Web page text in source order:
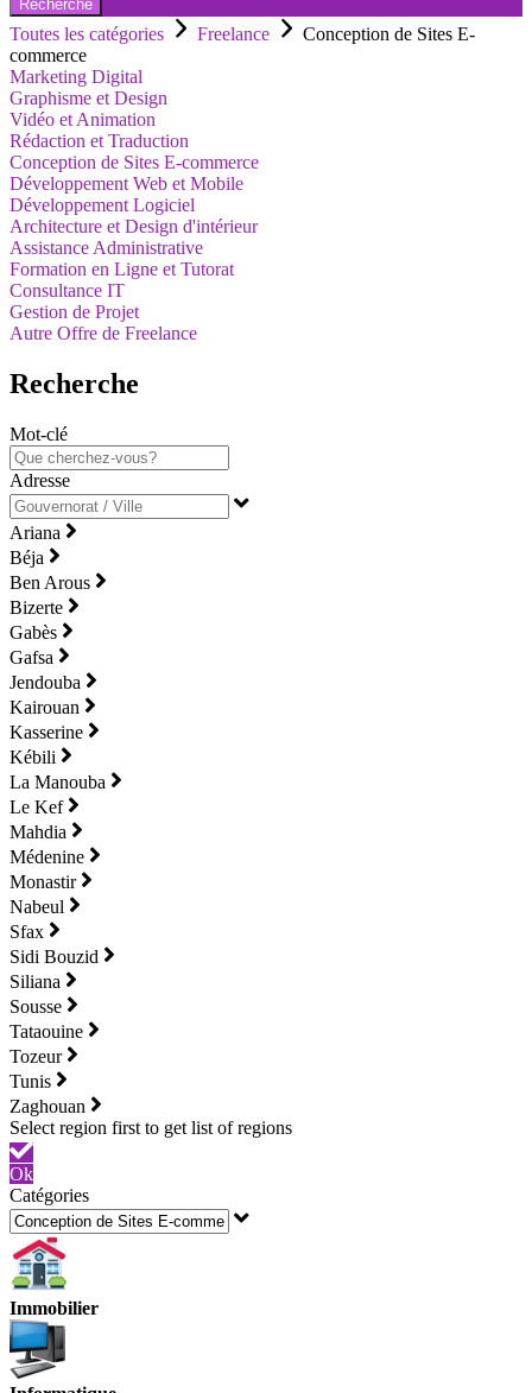
Recherche
Toutes les catégories Freelance
Conception de Sites E-
commerce
Marketing Digital
Graphisme et Design
Vidéo et Animation
Rédaction et Traduction
Conception de Sites E-commerce
Développement Web et Mobile
Développement Logiciel
Architecture et Design d'intérieur
Assistance Administrative
Formation en Ligne et Tutorat
Consultance IT
Gestion de Projet
Autre Offre de Freelance
Recherche
Mot-clé
Adresse
Ariana
Béja
Ben Arous
Bizerte
Gabès
Gafsa
Jendouba
Kairouan
Kasserine
Kébili
La Manouba
Le Kef
Mahdia
Médenine
Monastir
Nabeul
Sfax
Sidi Bouzid
Siliana
Sousse
Tataouine
Tozeur
Tunis
Zaghouan
Ok
Catégories
Immobilier